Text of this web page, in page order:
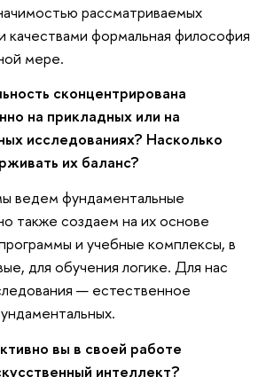
рассматриваемых
формальная философия
мере.
сконцентрирована
на прикладных или на
исследованиях? Насколько
их баланс?
ведем фундаментальные
также создаем на их основе
и учебные комплексы, в
для обучения логике. Для нас
— естественное
вы в своей работе
интеллект?